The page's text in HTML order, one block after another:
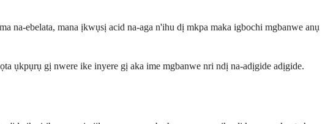
na-ebelata, mana ịkwụsị acid na-aga n'ihu dị mkpa maka igbochi mgbanwe anụ
ụkpụrụ gị nwere ike inyere gị aka ime mgbanwe nri ndị na-adịgide adịgide.